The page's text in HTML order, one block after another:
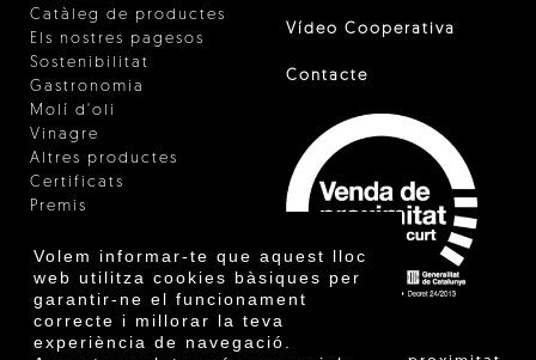
Volem informar-te que aquest lloc
web utilitza cookies bàsiques per
garantir-ne el funcionament
correcte i millorar la teva
experiència de navegació.
Catàleg de productes
Els nostres pagesos
Sostenibilitat
Gastronomia
Molí d'oli
Vinagre
Altres productes
Certificats
Premis
Vídeo Cooperativa
Contacte